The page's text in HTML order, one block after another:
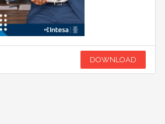
DOWNLOAD